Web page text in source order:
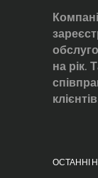
на рік.
ОСТАННІ